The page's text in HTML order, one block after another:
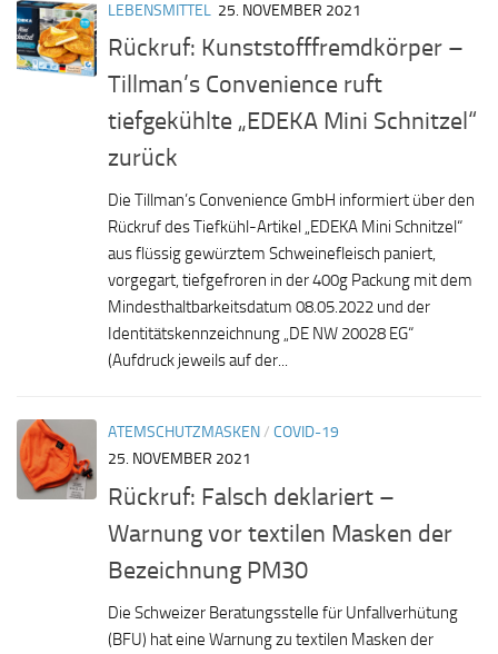
LEBENSMITTEL 25. NOVEMBER 2021
Rückruf: Kunststofffremdkörper –
Tillman’s Convenience ruft
tiefgekühlte „EDEKA Mini Schnitzel“
zurück
Die Tillman’s Convenience GmbH informiert über den
Rückruf des Tiefkühl-Artikel „EDEKA Mini Schnitzel“
aus flüssig gewürztem Schweinefleisch paniert,
vorgegart, tiefgefroren in der 400g Packung mit dem
Mindesthaltbarkeitsdatum 08.05.2022 und der
Identitätskennzeichnung „DE NW 20028 EG“
(Aufdruck jeweils auf der...
ATEMSCHUTZMASKEN/ COVID-19
25. NOVEMBER 2021
Rückruf: Falsch deklariert –
Warnung vor textilen Masken der
Bezeichnung PM30
Die Schweizer Beratungsstelle für Unfallverhütung
(BFU) hat eine Warnung zu textilen Masken der